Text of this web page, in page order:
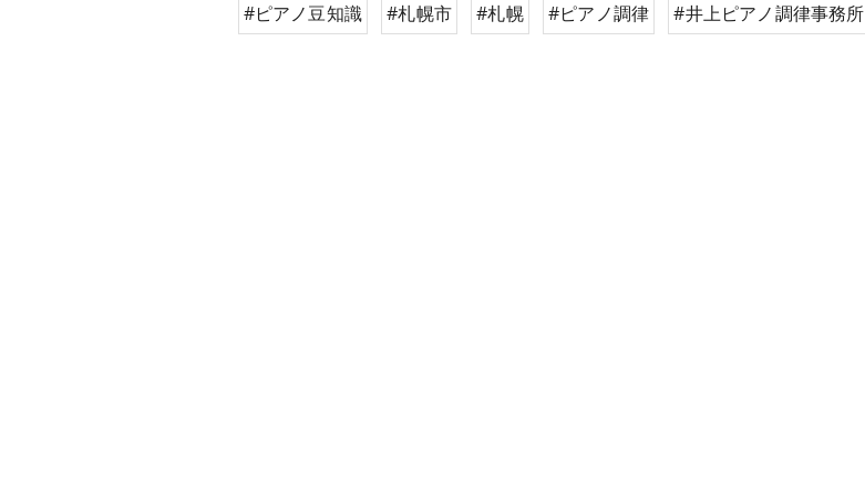
#ピアノ豆知識 #札幌市 #札幌 #ピアノ調律 #井上ピアノ調律事務所